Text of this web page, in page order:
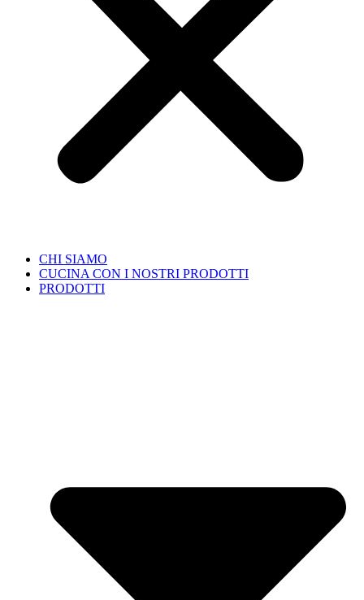
CHI SIAMO
CUCINA CON I NOSTRI PRODOTTI
PRODOTTI